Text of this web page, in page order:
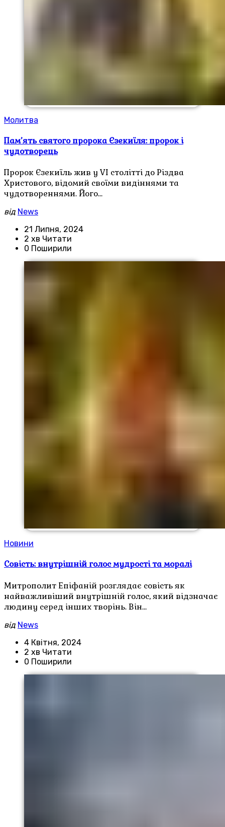
Молитва
Пам’ять святого пророка Єзекиїля: пророк і
чудотворець
Пророк Єзекиїль жив у VI столітті до Різдва
Христового, відомий своїми видіннями та
чудотвореннями. Його…
від News
21 Липня, 2024
2 хв Читати
0 Поширили
Новини
Совість: внутрішній голос мудрості та моралі
Митрополит Епіфаній розглядає совість як
найважливіший внутрішній голос, який відзначає
людину серед інших творінь. Він…
від News
4 Квітня, 2024
2 хв Читати
0 Поширили